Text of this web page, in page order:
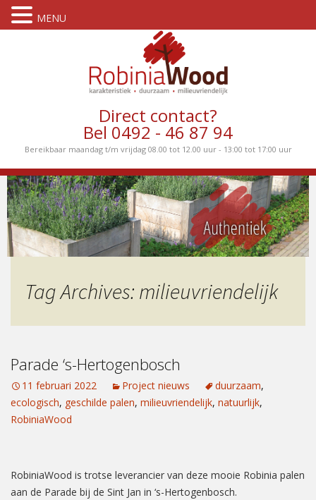
Direct contact?
Bel 0492 - 46 87 94
Bereikbaar maandag t/m vrijdag 08.00 tot 12.00 uur - 13:00 tot 17:00 uur
Tag Archives: milieuvriendelijk
Parade ‘s-Hertogenbosch
11 februari 2022 Project nieuws duurzaam,
ecologisch, geschilde palen, milieuvriendelijk, natuurlijk,
RobiniaWood
RobiniaWood is trotse leverancier van deze mooie Robinia palen
aan de Parade bij de Sint Jan in ‘s-Hertogenbosch.
MENU